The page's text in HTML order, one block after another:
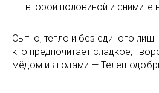
второй половиной и снимите
Сытно, тепло и без единого
кто предпочитает сладкое,
мёдом и ягодами — Телец